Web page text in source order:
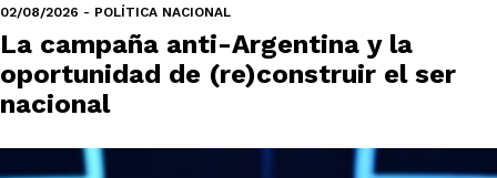
02/08/2026 - POLÍTICA NACIONAL
La campaña anti-Argentina y la
oportunidad de (re)construir el ser
nacional